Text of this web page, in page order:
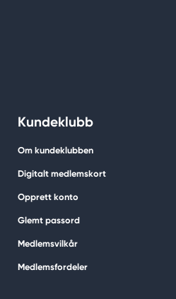
Kundeklubb
Om kundeklubben
Digitalt medlemskort
Opprett konto
Glemt passord
Medlemsvilkår
Medlemsfordeler